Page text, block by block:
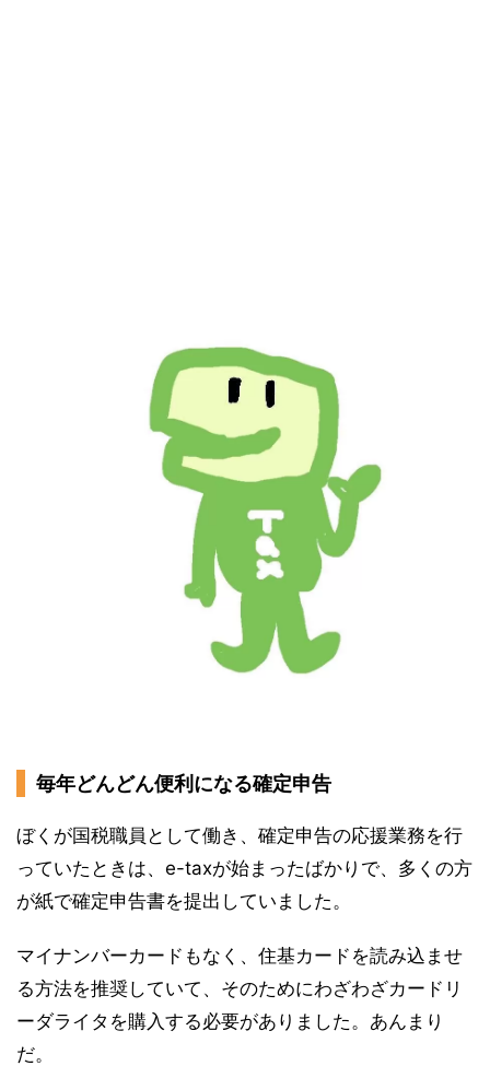
毎年どんどん便利になる確定申告
ぼくが国税職員として働き、確定申告の応援業務を行
っていたときは、e-taxが始まったばかりで、多くの方
が紙で確定申告書を提出していました。
マイナンバーカードもなく、住基カードを読み込ませ
る方法を推奨していて、そのためにわざわざカードリ
ーダライタを購入する必要がありました。あんまり
だ。